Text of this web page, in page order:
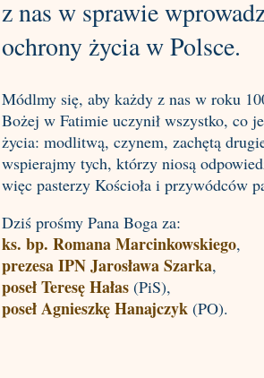
z nas w sprawie
ochrony życia w Polsce.
Módlmy się, aby każdy z nas w roku
Bożej w Fatimie uczynił wszystko, co
życia: modlitwą, czynem, zachętą
wspierajmy tych, którzy niosą
więc pasterzy Kościoła i przywódców
Dziś prośmy Pana Boga za:
ks. bp. Romana Marcinkowskiego,
prezesa IPN Jarosława Szarka,
poseł Teresę Hałas (PiS),
poseł Agnieszkę Hanajczyk (PO).